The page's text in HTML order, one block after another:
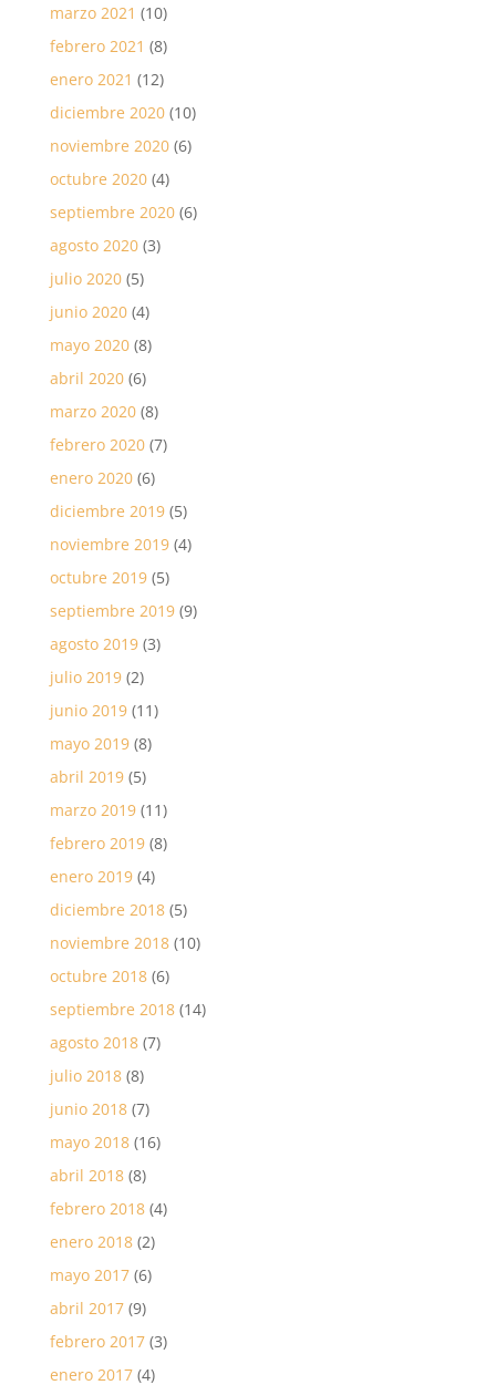
marzo 2021 (10)
febrero 2021 (8)
enero 2021 (12)
diciembre 2020(10)
noviembre 2020(6)
octubre 2020(4)
septiembre 2020(6)
agosto 2020(3)
julio 2020(5)
junio 2020(4)
mayo 2020(8)
abril 2020(6)
marzo 2020(8)
febrero 2020(7)
enero 2020(6)
diciembre 2019(5)
noviembre 2019(4)
octubre 2019(5)
septiembre 2019(9)
agosto 2019(3)
julio 2019(2)
junio 2019(11)
mayo 2019(8)
abril 2019(5)
marzo 2019(11)
febrero 2019(8)
enero 2019(4)
diciembre 2018(5)
noviembre 2018(10)
octubre 2018(6)
septiembre 2018(14)
agosto 2018(7)
julio 2018(8)
junio 2018(7)
mayo 2018(16)
abril 2018(8)
febrero 2018(4)
enero 2018(2)
mayo 2017(6)
abril 2017(9)
febrero 2017(3)
enero 2017(4)